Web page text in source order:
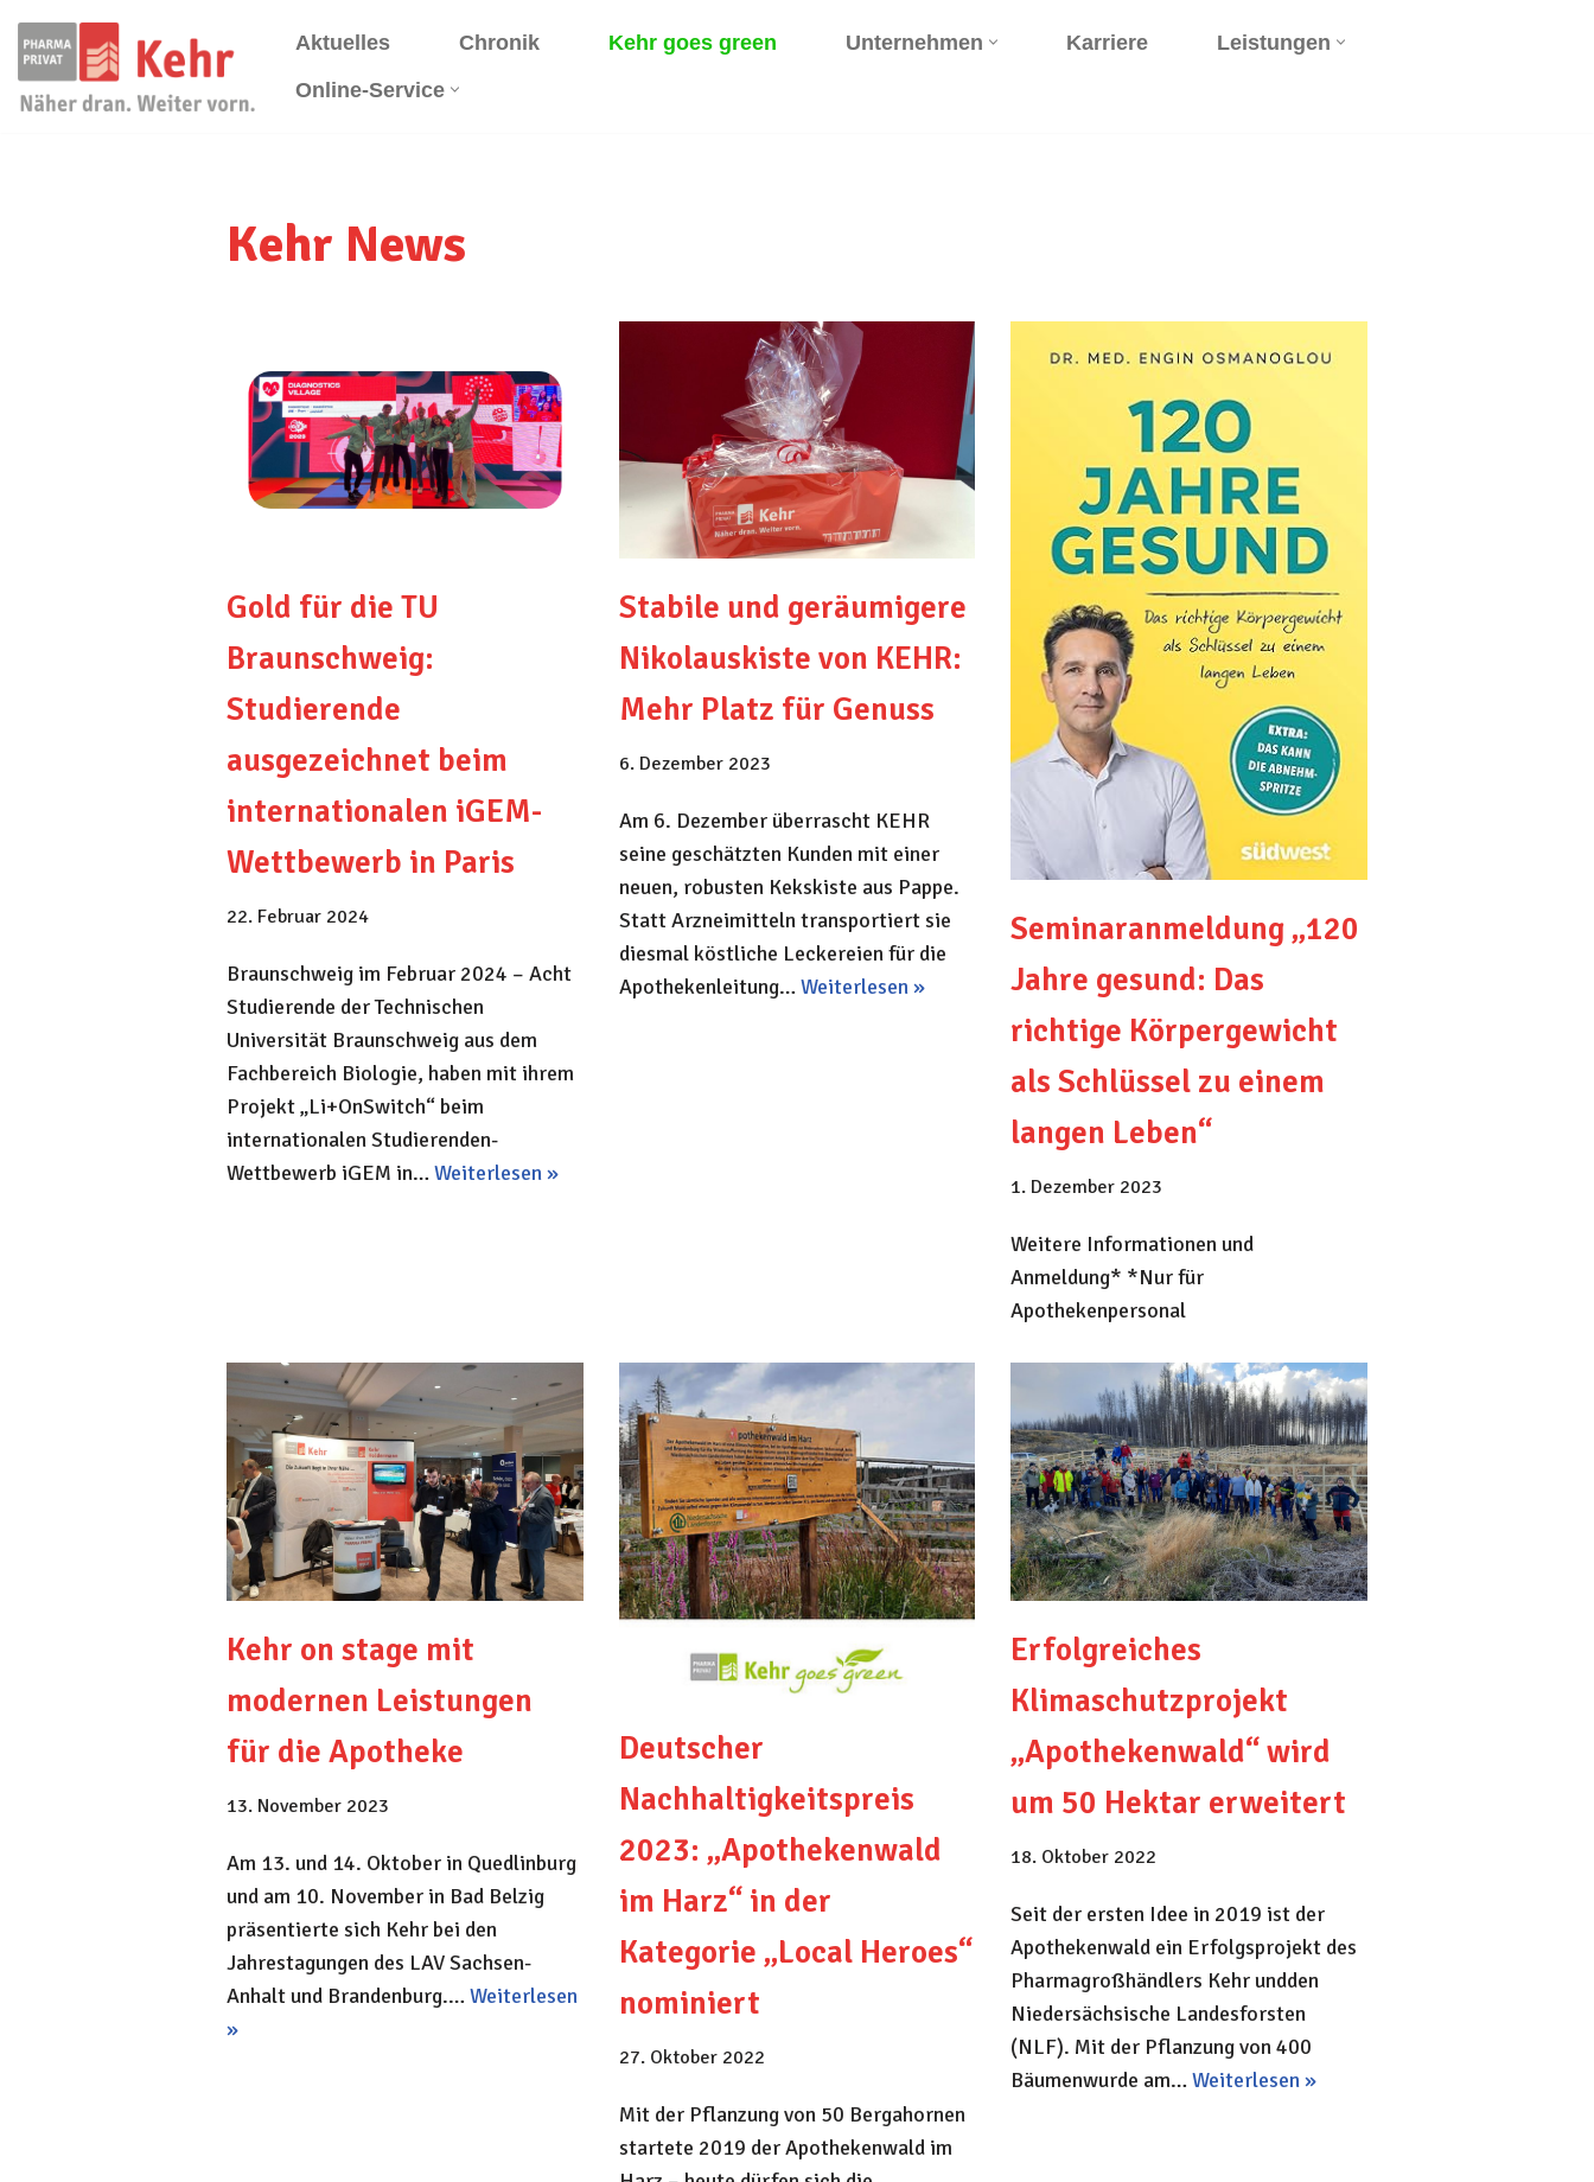
Zum
Inhalt
Aktuelles Chronik Kehr goes green Unternehmen Karriere
Leistungen
Online-Service
Kehr News
Gold für die TU
Braunschweig:
Studierende
ausgezeichnet beim
internationalen iGEM-
Wettbewerb in Paris
22. Februar 2024
Braunschweig im Februar 2024 – Acht
Studierende der Technischen
Universität Braunschweig aus dem
Fachbereich Biologie, haben mit ihrem
Projekt „Li+OnSwitch“ beim
internationalen Studierenden-
Wettbewerb iGEM in… Weiterlesen »
Stabile und geräumigere
Nikolauskiste von KEHR:
Mehr Platz für Genuss
6. Dezember 2023
Am 6. Dezember überrascht KEHR
seine geschätzten Kunden mit einer
neuen, robusten Kekskiste aus Pappe.
Statt Arzneimitteln transportiert sie
diesmal köstliche Leckereien für die
Apothekenleitung… Weiterlesen »
Seminaranmeldung „120
Jahre gesund: Das
richtige Körpergewicht
als Schlüssel zu einem
langen Leben“
1. Dezember 2023
Weitere Informationen und
Anmeldung* *Nur für
Apothekenpersonal
Kehr on stage mit
modernen Leistungen
für die Apotheke
13. November 2023
Am 13. und 14. Oktober in Quedlinburg
und am 10. November in Bad Belzig
präsentierte sich Kehr bei den
Jahrestagungen des LAV Sachsen-
Anhalt und Brandenburg.… Weiterlesen
»
Deutscher
Nachhaltigkeitspreis
2023: „Apothekenwald
im Harz“ in der
Kategorie „Local Heroes“
nominiert
27. Oktober 2022
Mit der Pflanzung von 50 Bergahornen
startete 2019 der Apothekenwald im
Erfolgreiches
Klimaschutzprojekt
„Apothekenwald“ wird
um 50 Hektar erweitert
18. Oktober 2022
Seit der ersten Idee in 2019 ist der
Apothekenwald ein Erfolgsprojekt des
Pharmagroßhändlers Kehr undden
Niedersächsische Landesforsten
(NLF). Mit der Pflanzung von 400
Bäumenwurde am…Weiterlesen »